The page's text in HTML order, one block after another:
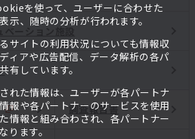
を使って、ユーザーに合わせた
示、随時の分析が行われます。
サイトの利用状況についても情報収
ィアや広告配信、データ解析の各パ
有しています。
れた情報は、ユーザーが各パートナ
報や各パートナーのサービスを使用
情報と組み合わされ、各パートナー
ります。
ベーション施設
調査報告書